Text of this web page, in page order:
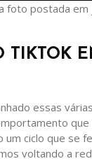
foto postada em
TIKTOK
essas
que
um ciclo que se
voltando a